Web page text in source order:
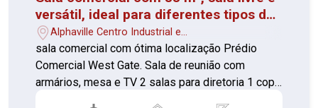
versátil, ideal para diferentes tipos de
negócios.
Alphaville Centro Industrial e
Empresarial/Alphaville. - Barueri/SP
sala comercial com ótima localização Prédio
Comercial West Gate. Sala de reunião com
armários, mesa e TV 2 salas para diretoria 1 copa